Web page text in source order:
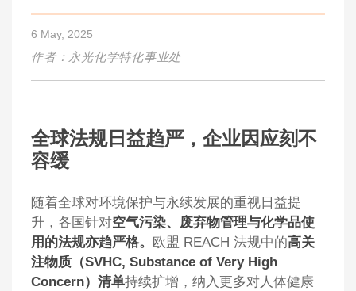
6 May, 2025
作者：永光化学特化事业处
全球法规日益趋严，企业因应刻不
容缓
随着全球对环境保护与永续发展的重视日益提
升，各国针对空气污染、废弃物管理与化学品使
用的法规亦趋严格。
欧盟 REACH 法规中的高关
注物质（SVHC, Substance of Very High
Concern）清单持续扩增，纳入更多对人体健康